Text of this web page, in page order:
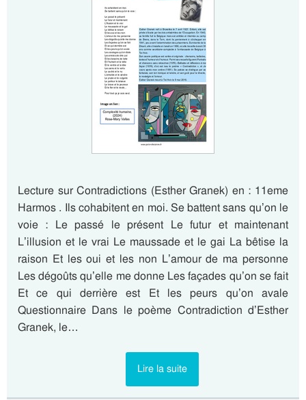
Lecture sur Contradictions (Esther Granek) en : 11eme
Harmos . Ils cohabitent en moi. Se battent sans qu’on le
voie : Le passé le présent Le futur et maintenant
L’illusion et le vrai Le maussade et le gai La bêtise la
raison Et les oui et les non L’amour de ma personne
Les dégoûts qu’elle me donne Les façades qu’on se fait
Et ce qui derrière est Et les peurs qu’on avale
Questionnaire Dans le poème Contradiction d’Esther
Granek, le…
Lire la suite